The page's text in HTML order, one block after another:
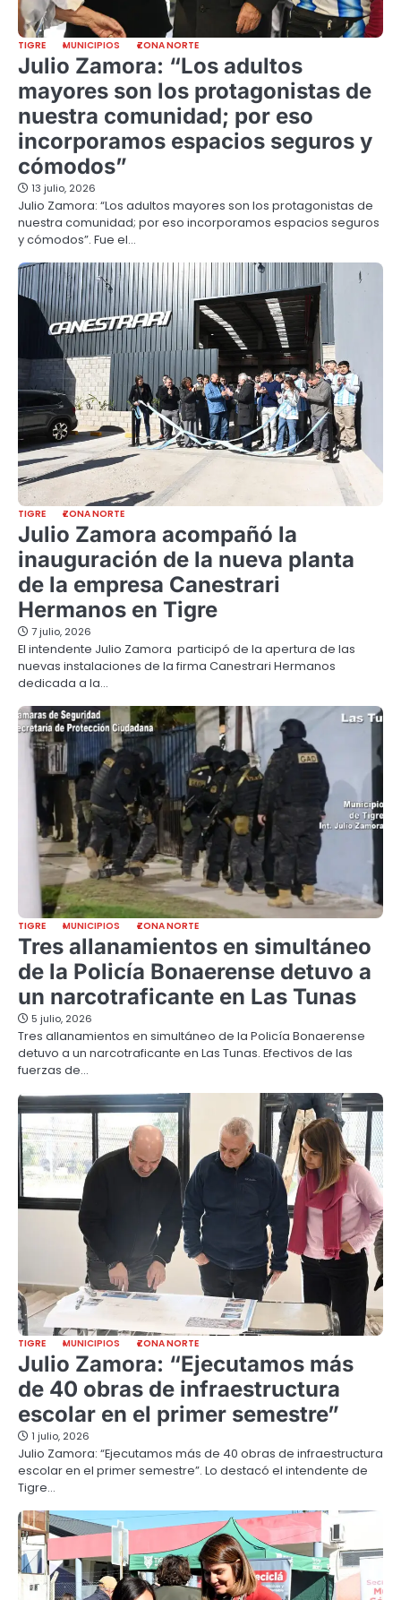
TIGRE MUNICIPIOS ZONA NORTE
Julio Zamora: “Los adultos
mayores son los protagonistas de
nuestra comunidad; por eso
incorporamos espacios seguros y
cómodos”
13 julio, 2026
Julio Zamora: “Los adultos mayores son los protagonistas de
nuestra comunidad; por eso incorporamos espacios seguros
y cómodos”. Fue el…
TIGRE ZONA NORTE
Julio Zamora acompañó la
inauguración de la nueva planta
de la empresa Canestrari
Hermanos en Tigre
7 julio, 2026
El intendente Julio Zamora participó de la apertura de las
nuevas instalaciones de la firma Canestrari Hermanos
dedicada a la…
TIGRE MUNICIPIOS ZONA NORTE
Tres allanamientos en simultáneo
de la Policía Bonaerense detuvo a
un narcotraficante en Las Tunas
5 julio, 2026
Tres allanamientos en simultáneo de la Policía Bonaerense
detuvo a un narcotraficante en Las Tunas. Efectivos de las
fuerzas de…
TIGRE MUNICIPIOS ZONA NORTE
Julio Zamora: “Ejecutamos más
de 40 obras de infraestructura
escolar en el primer semestre”
1 julio, 2026
Julio Zamora: “Ejecutamos más de 40 obras de infraestructura
escolar en el primer semestre”. Lo destacó el intendente de
Tigre…